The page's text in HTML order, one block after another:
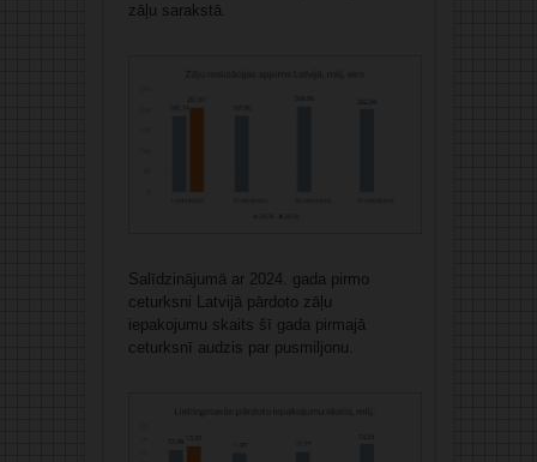
zāļu sarakstā.
Salīdzinājumā ar 2024. gada pirmo
ceturksni Latvijā pārdoto zāļu
iepakojumu skaits šī gada pirmajā
ceturksnī audzis par pusmiljonu.